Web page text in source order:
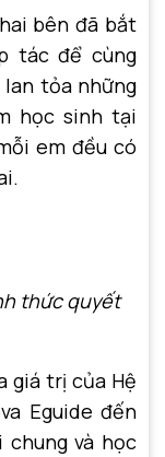
bên đã bắt
tác để cùng
tỏa những
học sinh tại
em đều có
thức quyết
trị của Hệ
Eguide đến
và học